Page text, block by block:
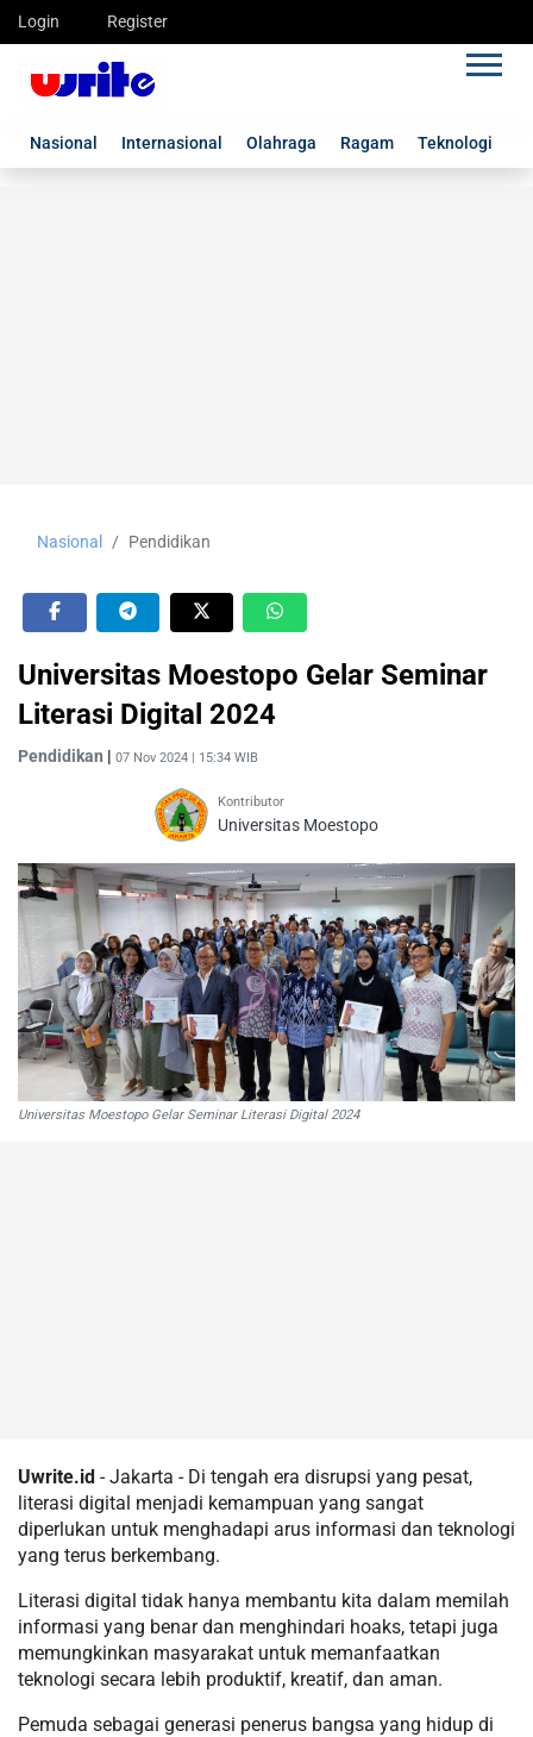
Login Register
Nasional Internasional Olahraga Ragam Teknologi
Nasional Pendidikan
Universitas Moestopo Gelar Seminar
Literasi Digital 2024
Pendidikan | 07 Nov 2024 | 15:34 WIB
Kontributor
Universitas Moestopo
Universitas Moestopo Gelar Seminar Literasi Digital 2024
Uwrite.id - Jakarta - Di tengah era disrupsi yang pesat,
literasi digital menjadi kemampuan yang sangat
diperlukan untuk menghadapi arus informasi dan teknologi
yang terus berkembang.
Literasi digital tidak hanya membantu kita dalam memilah
informasi yang benar dan menghindari hoaks, tetapi juga
memungkinkan masyarakat untuk memanfaatkan
teknologi secara lebih produktif, kreatif, dan aman.
Pemuda sebagai generasi penerus bangsa yang hidup di